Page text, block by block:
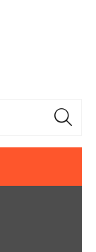
🔎